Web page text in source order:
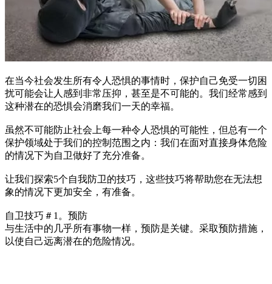
在当今社会发生所有令人恐惧的事情时，保护自己免受一切困
扰可能会让人感到非常压抑，甚至是不可能的。我们经常感到
这种潜在的恐惧会消磨我们一天的幸福。
虽然不可能防止社会上每一种令人恐惧的可能性，但总有一个
保护领域处于我们的控制范围之内：我们在面对直接身体危险
的情况下为自卫做好了充分准备。
让我们探索5个自我防卫的技巧，这些技巧将帮助您在无法想
象的情况下更加安全，有准备。
自卫技巧＃1。预防
与生活中的几乎所有事物一样，预防是关键。采取预防措施，
以使自己远离潜在的危险情况。